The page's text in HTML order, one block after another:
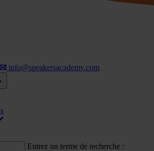
info@speakersacademy.com
Entrez un terme de recherche :